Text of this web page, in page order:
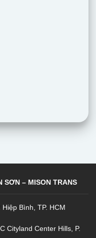
SƠN – MISON TRANS
Bình, TP. HCM
Cityland Center Hills, P.